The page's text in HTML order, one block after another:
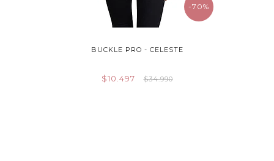
-70%
BUCKLE PRO - CELESTE
$10.497 $34.990